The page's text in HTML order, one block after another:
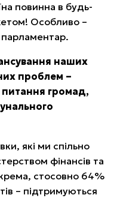
повинна в будь-
Особливо –
наших
проблем –
питання громад,
які ми спільно
фінансів та
стосовно 64%
– підтримуються